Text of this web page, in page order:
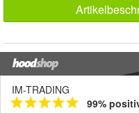
IM-TRADING
99%